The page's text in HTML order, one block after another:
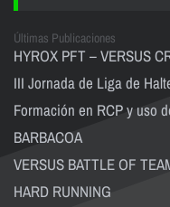
Últimas Publicaciones
HYROX PFT – VERSUS
III Jornada de Liga de
Formación en RCP y uso
BARBACOA
VERSUS BATTLE OF
HARD RUNNING